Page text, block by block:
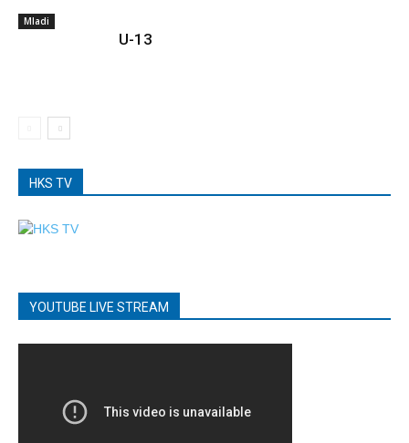
Mladi
U-13
HKS TV
YOUTUBE LIVE STREAM